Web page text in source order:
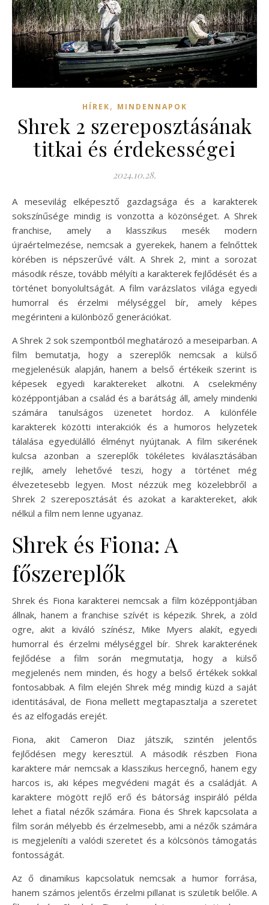
HÍREK, MINDENNAPOK
Shrek 2 szereposztásának
titkai és érdekességei
2024.10.28.
A mesevilág elképesztő gazdagsága és a karakterek
sokszínűsége mindig is vonzotta a közönséget. A Shrek
franchise, amely a klasszikus mesék modern
újraértelmezése, nemcsak a gyerekek, hanem a felnőttek
körében is népszerűvé vált. A Shrek 2, mint a sorozat
második része, tovább mélyíti a karakterek fejlődését és a
történet bonyolultságát. A film varázslatos világa egyedi
humorral és érzelmi mélységgel bír, amely képes
megérinteni a különböző generációkat.
A Shrek 2 sok szempontból meghatározó a meseiparban. A
film bemutatja, hogy a szereplők nemcsak a külső
megjelenésük alapján, hanem a belső értékeik szerint is
képesek egyedi karaktereket alkotni. A cselekmény
középpontjában a család és a barátság áll, amely mindenki
számára tanulságos üzenetet hordoz. A különféle
karakterek közötti interakciók és a humoros helyzetek
tálalása egyedülálló élményt nyújtanak. A film sikerének
kulcsa azonban a szereplők tökéletes kiválasztásában
rejlik, amely lehetővé teszi, hogy a történet még
élvezetesebb legyen. Most nézzük meg közelebbről a
Shrek 2 szereposztását és azokat a karaktereket, akik
nélkül a film nem lenne ugyanaz.
Shrek és Fiona: A
főszereplők
Shrek és Fiona karakterei nemcsak a film középpontjában
állnak, hanem a franchise szívét is képezik. Shrek, a zöld
ogre, akit a kiváló színész, Mike Myers alakít, egyedi
humorral és érzelmi mélységgel bír. Shrek karakterének
fejlődése a film során megmutatja, hogy a külső
megjelenés nem minden, és hogy a belső értékek sokkal
fontosabbak. A film elején Shrek még mindig küzd a saját
identitásával, de Fiona mellett megtapasztalja a szeretet
és az elfogadás erejét.
Fiona, akit Cameron Diaz játszik, szintén jelentős
fejlődésen megy keresztül. A második részben Fiona
karaktere már nemcsak a klasszikus hercegnő, hanem egy
harcos is, aki képes megvédeni magát és a családját. A
karaktere mögött rejlő erő és bátorság inspiráló példa
lehet a fiatal nézők számára. Fiona és Shrek kapcsolata a
film során mélyebb és érzelmesebb, ami a nézők számára
is megjeleníti a valódi szeretet és a kölcsönös támogatás
fontosságát.
Az ő dinamikus kapcsolatuk nemcsak a humor forrása,
hanem számos jelentős érzelmi pillanat is születik belőle. A